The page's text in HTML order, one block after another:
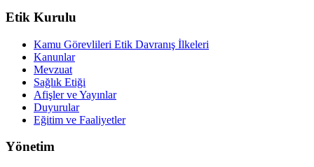
Etik Kurulu
Kamu Görevlileri Etik Davranış İlkeleri
Kanunlar
Mevzuat
Sağlık Etiği
Afişler ve Yayınlar
Duyurular
Eğitim ve Faaliyetler
Yönetim